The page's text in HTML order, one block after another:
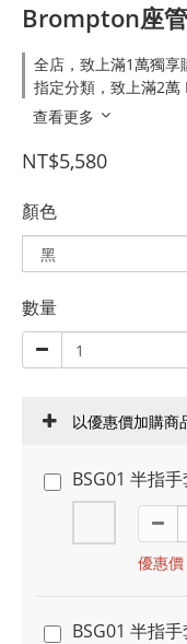
Brompton座
全店，致上滿1萬獨享
指定分類，致上滿2
查看更多
NT$5,580
顏色
數量
以優惠價加購商
BSG01 半指
優惠
BSG01 半指